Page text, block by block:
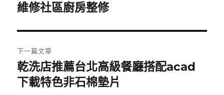
導
覽
一
文
章:
維修社區廚房整修
下一篇文章
下
一
乾洗店推薦台北高級餐廳搭配acad
下載特色非石棉墊片